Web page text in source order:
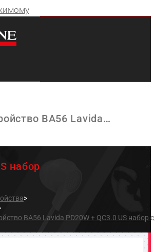
BA56 Lavida…
набор
>
BA56 Lavida PD20W + QC3.0 US набор